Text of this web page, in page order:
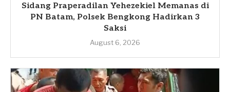
Sidang Praperadilan Yehezekiel Memanas di
PN Batam, Polsek Bengkong Hadirkan 3
Saksi
August 6, 2026